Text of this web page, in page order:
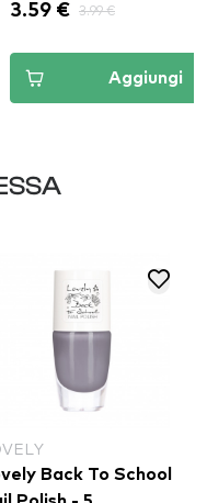
3.59 € 3.99 €
Aggiungi
Back To School